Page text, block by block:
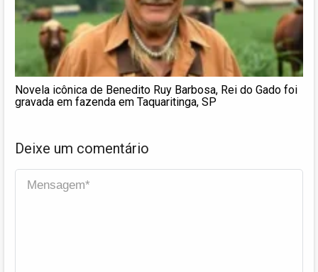
Novela icônica de Benedito Ruy Barbosa, Rei do Gado foi
gravada em fazenda em Taquaritinga, SP
Deixe um comentário